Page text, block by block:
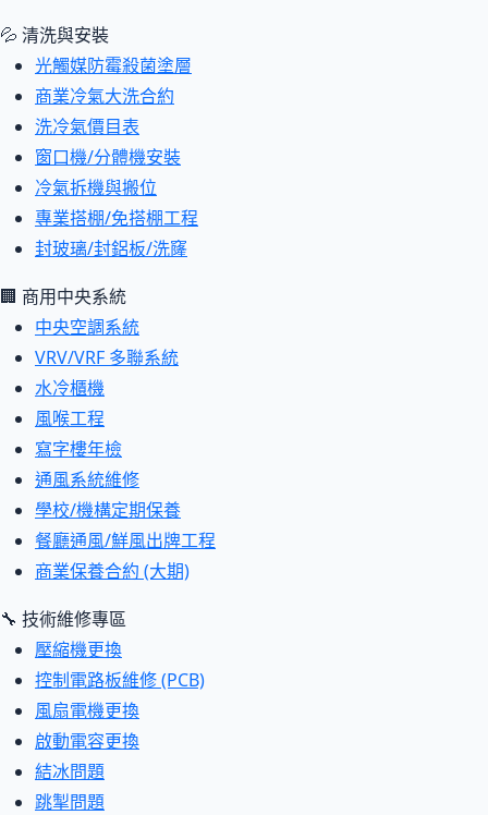
💦 清洗與安裝
光觸媒防霉殺菌塗層
商業冷氣大洗合約
洗冷氣價目表
窗口機/分體機安裝
冷氣拆機與搬位
專業搭棚/免搭棚工程
封玻璃/封鋁板/洗窿
🏢 商用中央系統
中央空調系統
VRV/VRF 多聯系統
水冷櫃機
風喉工程
寫字樓年檢
通風系統維修
學校/機構定期保養
餐廳通風/鮮風出牌工程
商業保養合約 (大期)
🔧 技術維修專區
壓縮機更換
控制電路板維修 (PCB)
風扇電機更換
啟動電容更換
結冰問題
跳掣問題